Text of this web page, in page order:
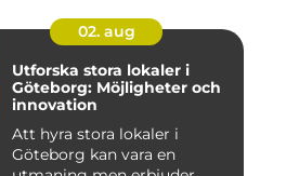
02. aug
Utforska stora lokaler i
Göteborg: Möjligheter och
innovation
Att hyra stora lokaler i
Göteborg kan vara en